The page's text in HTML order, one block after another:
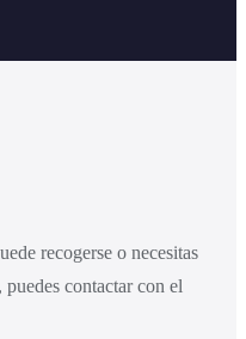
recogerse o necesitas
contactar con el